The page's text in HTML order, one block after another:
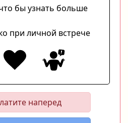
бы узнать больше
при личной встрече
наперед